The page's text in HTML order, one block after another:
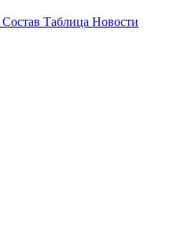
Состав Таблица Новости